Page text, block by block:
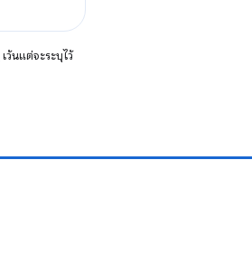
เว้นแต่จะระบุไว้